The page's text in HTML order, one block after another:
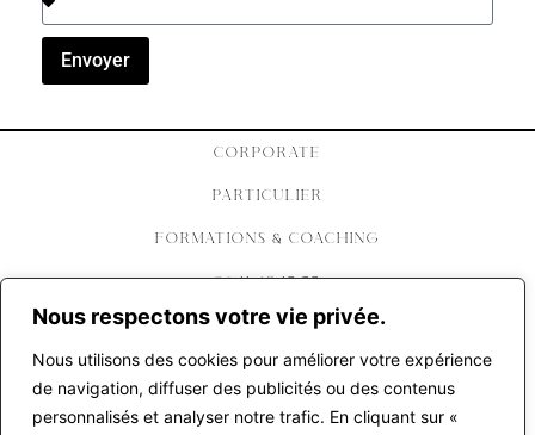
Nous respectons votre vie privée.
Nous utilisons des cookies pour améliorer votre expérience
de navigation, diffuser des publicités ou des contenus
personnalisés et analyser notre trafic. En cliquant sur «
Envoyer
CORPORATE
PARTICULIER
FORMATIONS & COACHING
06 11 48 17 77
CONTACT@LAUREBARUCH.COM
CONTACT
INSTAGRAM